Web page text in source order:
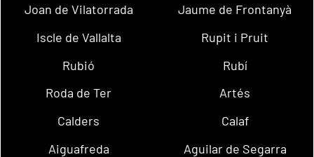
Joan de Vilatorrada
Jaume de Frontanyà
Iscle de Vallalta
Rupit i Pruit
Rubió
Rubí
Roda de Ter
Artés
Calders
Calaf
Aiguafreda
Aguilar de Segarra